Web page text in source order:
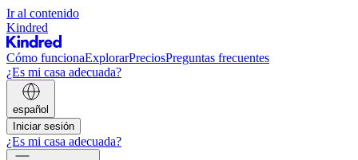
Ir al contenido
Kindred
Cómo funcionaExplorarPreciosPreguntas frecuentes
¿Es mi casa adecuada?
español
Iniciar sesión
¿Es mi casa adecuada?